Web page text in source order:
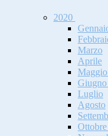
2020
Marzo
Aprile
Maggio
Giugno
Luglio
Agosto
Ottobre